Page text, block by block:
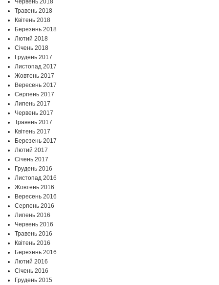
Червень 2018
Травень 2018
Квітень 2018
Березень 2018
Лютий 2018
Січень 2018
Грудень 2017
Листопад 2017
Жовтень 2017
Вересень 2017
Серпень 2017
Липень 2017
Червень 2017
Травень 2017
Квітень 2017
Березень 2017
Лютий 2017
Січень 2017
Грудень 2016
Листопад 2016
Жовтень 2016
Вересень 2016
Серпень 2016
Липень 2016
Червень 2016
Травень 2016
Квітень 2016
Березень 2016
Лютий 2016
Січень 2016
Грудень 2015